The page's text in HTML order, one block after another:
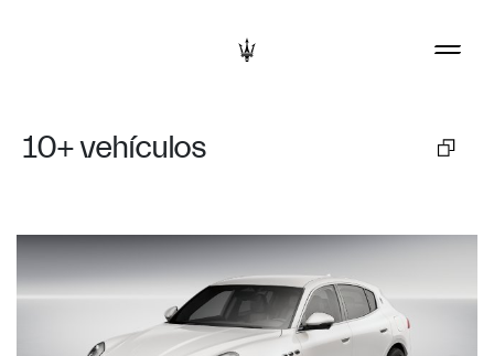
10+vehículos